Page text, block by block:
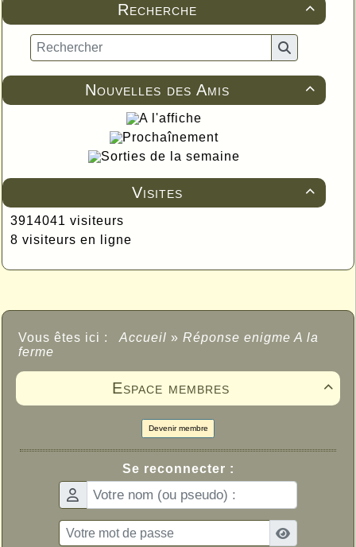

Recherche

Nouvelles des Amis
A l'affiche
Prochaînement
Sorties de la semaine

Visites
3914041 visiteurs
8 visiteurs en ligne
Vous êtes ici : Accueil » Réponse enigme A la
ferme

Espace membres
Devenir membre
Se reconnecter :